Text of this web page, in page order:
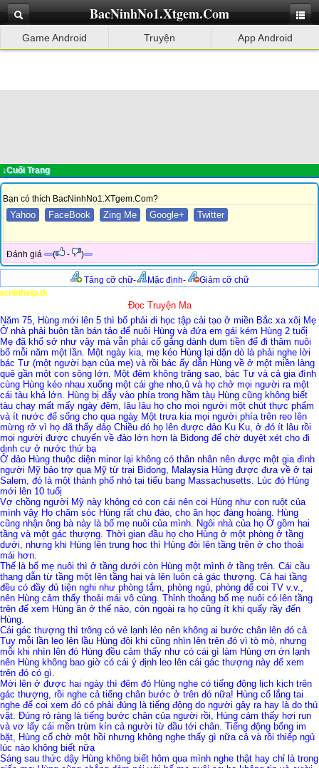
BacNinhNo1.Xtgem.Com
Game Android Truyện App Android
↓Cuối Trang
Bạn có thích BacNinhNo1.XTgem.Com?
Yahoo FaceBook Zing Me Google+ Twitter
Đánh giá ( - )
Tăng cỡ chữ- Mặc định-
Giảm cỡ chữ
Đọc Truyện Ma
Năm 75, Hùng mới lên 5 thì bố phải đi học tập cải tạo ở miền Bắc xa xôị Mẹ
Ở nhà phải buôn tần bán tảo để nuôi Hùng và đứa em gái kém Hùng 2 tuổị
Mẹ đã khổ sở như vậy mà vẫn phải cố gắng dành dụm tiền để đi thăm nuôi
bố mỗi năm một lần. Một ngày kia, mẹ kéo Hùng lại dặn dò là phải nghe lời
bác Tư (một người bạn của mẹ) và rồi bác ấy dẫn Hùng về ở một miền làng
quê gần một con sông lớn. Một đêm không trăng sao, bác Tư và cả gia đình
cùng Hùng kéo nhau xuống một cái ghe nho,û và họ chở mọi người ra một
cái tàu khá lớn. Hùng bị đẩy vào phía trong hầm tàụ Hùng cũng không biết
tàu chạy mất mấy ngày đêm, lâu lâu họ cho mọi người một chút thực phẩm
và ít nước để sống cho qua ngàỵ Một trưa kia mọi người phía trên reo lên
mừng rở vì họ đã thấy đảọ Chiều đó họ lên được đảo Ku Ku, ở đó ít lâu rồi
mọi người được chuyển về đảo lớn hơn là Bidong để chờ duyệt xét cho đi
dịnh cư ở nước thứ bạ
Ở đảo Hùng thuộc diện minor lại không có thân nhân nên được một gia đình
người Mỹ bảo trợ qua Mỹ từ trại Bidong, Malaysiạ Hùng được đưa về ở tại
Salem, đó là một thành phố nhỏ tại tiểu bang Massachusetts. Lúc đó Hùng
mới lên 10 tuổị
Vợ chồng người Mỹ này không có con cái nên coi Hùng như con ruột của
mình vậỵ Họ chăm sóc Hùng rất chu đáo, cho ăn học đàng hoàng. Hùng
cũng nhận ông bà này là bố mẹ nuôi của mình. Ngôi nhà của họ Ở gồm hai
tầng và một gác thượng. Thời gian đầu họ cho Hùng ở một phòng ở tầng
dưới, nhưng khi Hùng lên trung học thì Hùng đòi lên tầng trên ở cho thoải
mái hơn.
Thế là bố mẹ nuôi thì ở tầng dưới còn Hùng một mình ở tầng trên. Cái cầu
thang dẫn từ tầng một lên tầng hai và lên luôn cả gác thượng. Cả hai tầng
đều có đầy đủ tiện nghi như phòng tắm, phòng ngủ, phòng để coi TV v.v.,
nên Hùng cảm thấy thoải mái vô cùng. Thỉnh thoảng bố mẹ nuôi có lên tầng
trên để xem Hùng ăn ở thế nào, còn ngoài ra họ cũng ít khi quấy rầy đến
Hùng.
Cái gác thượng thì trông có vẻ lạnh lẻo nên không ai bước chân lên đó cả.
Tuy mỗi lần leo lên lầu Hùng đôi khi cũng nhìn lên trên đó vì tò mò, nhưng
mỗi khi nhìn lên đó Hùng đều cảm thấy như có cái gì làm Hùng ơn ớn lạnh
nên Hùng không bao giờ có cái ý định leo lên cái gác thượng này để xem
trên đó có gì.
Mới lên ở được hai ngày thì đêm đó Hùng nghe có tiếng động lịch kịch trên
gác thượng, rồi nghe cả tiếng chân bước ở trên đó nữa! Hùng cố lắng tai
nghe để coi xem đó có phải đúng là tiếng động do người gây ra hay là do thú
vật. Đúng rỏ ràng là tiếng bước chân của người rồi, Hùng cảm thấy hơi run
và vơ lấy cái mền trùm kín cả người từ đầu tới chân. Tiếng động bổng im
bặt, Hùng cố chờ một hồi nhưng không nghe thấy gì nữa cả và rồi thiếp ngủ
lúc nào không biết nữạ
Sáng sau thức dậy Hùng không biết hôm qua mình nghe thật hay chỉ là trong